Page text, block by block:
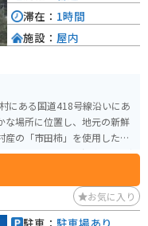
にある国道418号線沿いにあ
産の「市田柿」を使用したソ
れている「うるぎ温泉 こまど
のに最適です。 バイク
備されているので安心で
り、険しい峠道が続きます
。 ただし、道幅が狭く、急
滞在： 1時間
施設： 屋内
お気に入り